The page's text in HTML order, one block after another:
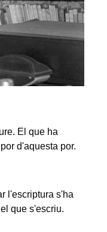
El que ha
d'aquesta por.
l'escriptura s'ha
que s'escriu.